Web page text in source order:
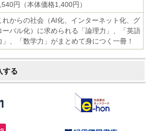
円（本体価格1,400円）
れからの社会（AI化、インターネット化、グ
ーバル化）に求められる「論理力」、「英語
」、「数学力」がまとめて身につく一冊！
する